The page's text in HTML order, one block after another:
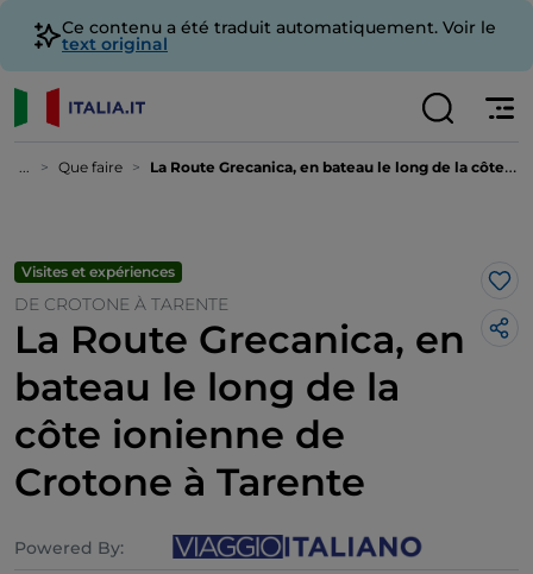
Ce contenu a été traduit automatiquement. Voir le
text original
... Que faire La Route Grecanica, en bateau le long de la côte ionienne de Crotone à Tarente
Visites et expériences
DE CROTONE À TARENTE
La Route Grecanica, en
bateau le long de la
côte ionienne de
Crotone à Tarente
Powered By: